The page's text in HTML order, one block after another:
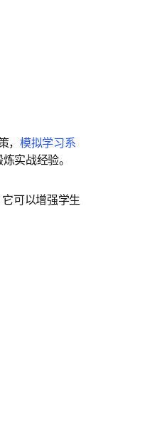
，模拟学习系
实战经验。
in new tab/window
可以增强学生